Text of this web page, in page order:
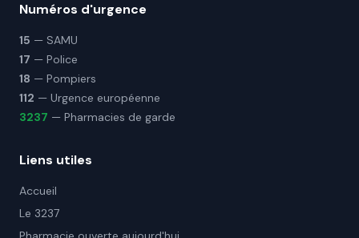
Numéros d'urgence
15 — SAMU
17 — Police
18 — Pompiers
112 — Urgence européenne
3237 — Pharmacies de garde
Liens utiles
Accueil
Le 3237